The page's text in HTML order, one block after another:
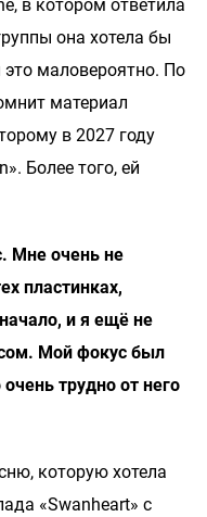
в котором ответила
она хотела бы
это маловероятно. По
материал
в 2027 году
Более того, ей
Мне очень не
пластинках,
и я ещё не
Мой фокус был
трудно от него
которую хотела
«Swanheart» с